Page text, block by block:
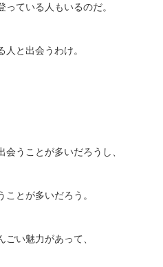
ている人もいるのだ。
と出会うわけ。
うことが多いだろうし、
とが多いだろう。
い魅力があって、